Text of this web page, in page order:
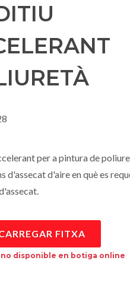
per a pintura de
d'assecat d'aire en què es
FITXA
disponible en botiga online